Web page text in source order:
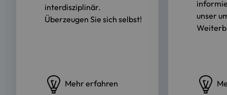
interdisziplinär.
Überzeugen Sie sich selbst!
Mehr erfahren
unser